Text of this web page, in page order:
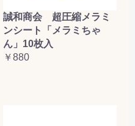
誠和商会 超圧縮メラミ
ンシート「メラミちゃ
ん」10枚入
￥880